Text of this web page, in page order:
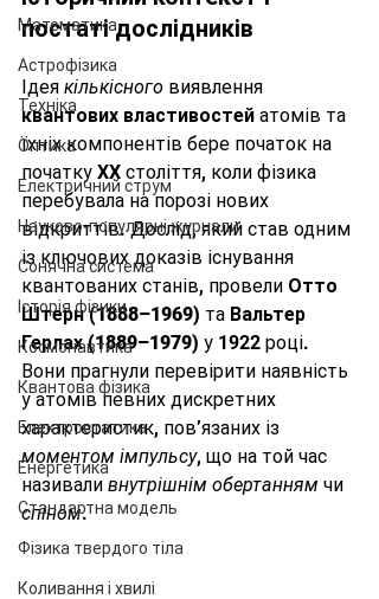
Математика
Астрофізика
Техніка
Оптика
Електричний струм
Науково-популярні журнали
Сонячна система
Історія фізики
Космонавтика
Квантова фізика
Електростатика
Енергетика
Стандартна модель
Фізика твердого тіла
Коливання і хвилі
постаті дослідників
Ідея кількісного виявлення
квантових властивостей атомів та
їхніх компонентів бере початок на
початку XX століття, коли фізика
перебувала на порозі нових
відкриттів. Дослід, який став одним
із ключових доказів існування
квантованих станів, провели Отто
Штерн (1888–1969) та Вальтер
Герлах (1889–1979) у 1922 році.
Вони прагнули перевірити наявність
у атомів певних дискретних
характеристик, пов’язаних із
моментом імпульсу, що на той час
називали внутрішнім обертанням чи
спіном.